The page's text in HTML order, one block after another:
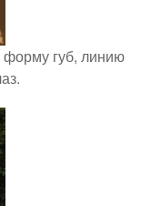
губ, линию